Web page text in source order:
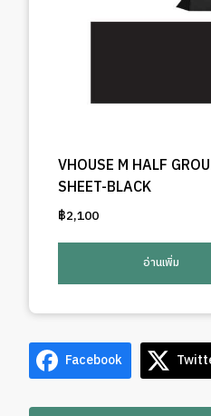
VHOUSE M HALF
SHEET-BLACK
฿2,100
อ่านเพิ่ม
Facebook